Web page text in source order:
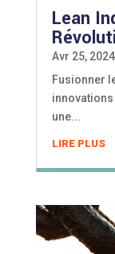
Lean
Avr 25, 2024
Fusionner
une...
LIRE PLUS